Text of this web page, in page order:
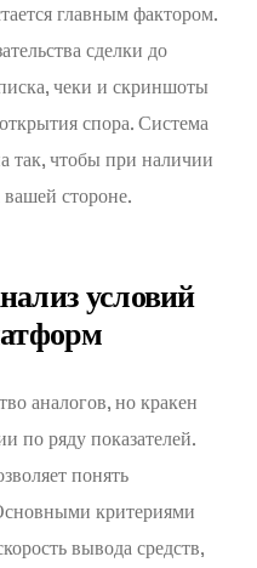
главным фактором.
сделки до
чеки и скриншоты
спора. Система
так, чтобы при наличии
вашей стороне.
условий
аналогов, но кракен
по ряду показателей.
понять
критериями
вывода средств,